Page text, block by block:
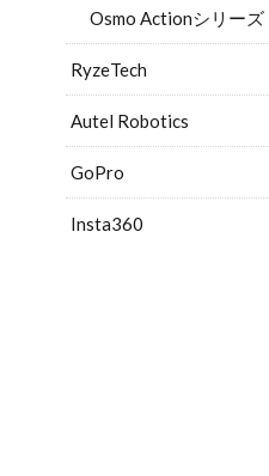
Osmo Actionシリーズ
RyzeTech
Autel Robotics
GoPro
Insta360